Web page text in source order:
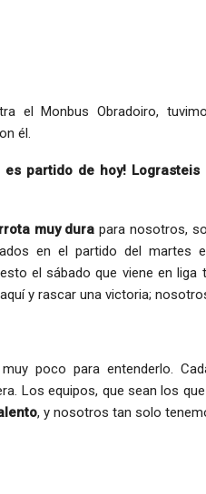
el Monbus Obradoiro,
él.
es partido de hoy!
muy dura para nosotros,
en el partido del martes
el sábado que viene en
y rascar una victoria;
muy poco para entenderlo.
Los equipos, que sean los
, y nosotros tan solo